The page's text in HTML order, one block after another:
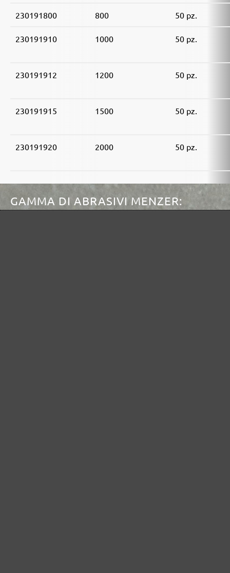
230191800 800 50 pz.
230191910 1000 50 pz.
230191912 1200 50 pz.
230191915 1500 50 pz.
230191920 2000 50 pz.
GAMMA DI ABRASIVI MENZER: